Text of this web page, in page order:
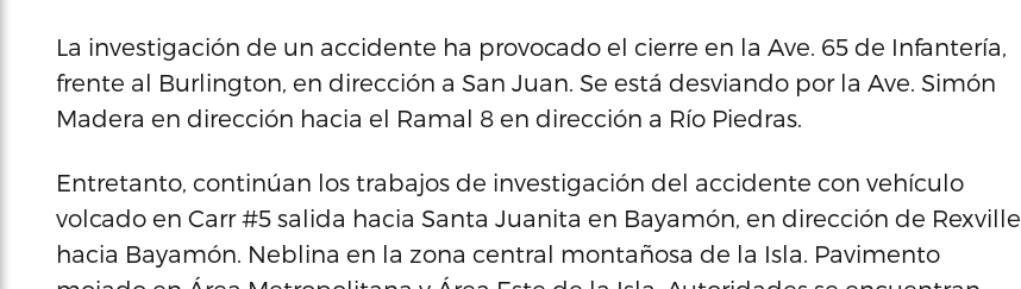
La investigación de un accidente ha provocado el cierre en la Ave. 65 de Infantería,
frente al Burlington, en dirección a San Juan. Se está desviando por la Ave. Simón
Madera en dirección hacia el Ramal 8 en dirección a Río Piedras.
Entretanto, continúan los trabajos de investigación del accidente con vehículo
volcado en Carr #5 salida hacia Santa Juanita en Bayamón, en dirección de Rexville
hacia Bayamón. Neblina en la zona central montañosa de la Isla. Pavimento